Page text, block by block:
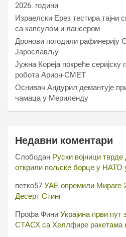
2026. години
Израелски Ерез тестира тајни
са капсулом и лансером
Дронови погодили
Јарослављу
Јужна Кореја покреће серијску
робота Арион-СМЕТ
Оснивач Андурил демантује
чамаца у Мериленду
Недавни коментари
Слободан Руски војници тврде
открили пољске борце у НАТО
петко57 УАЕ опремили Мираге
Десерт Стинг
Профа Фини Украјина први пут
СТАСХ са Хеллфире ракетама